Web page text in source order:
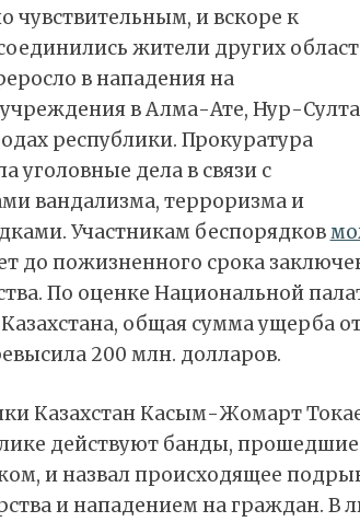
и вскоре к
жители других
в нападения на
в Алма-Ате, Нур-
республики. Прокуратура
уголовные дела в связи с
вандализма, терроризма и
Участникам беспорядков
до пожизненного срока
По оценке Национальной
общая сумма ущерба
200 млн. долларов.
Казахстан Касым-Жомарт
действуют банды, прошедшие
и назвал происходящее
и нападением на граждан. В